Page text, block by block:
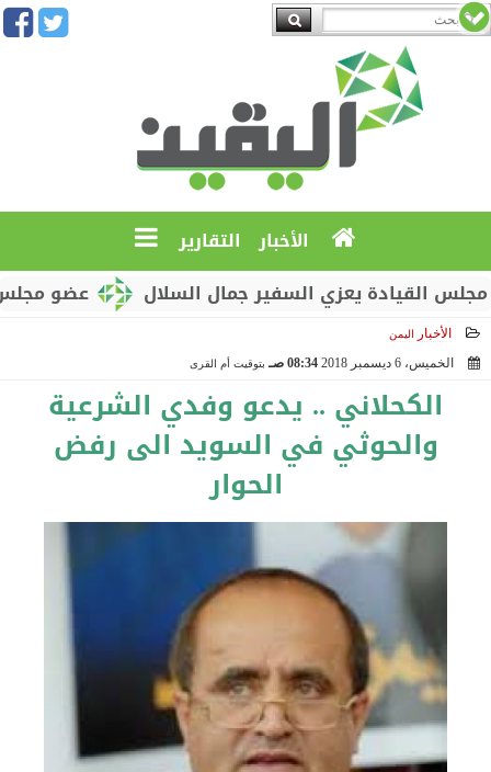
الأخبار التقارير
عضو مجلس
يعزي السفير جمال السلال
الأخبار اليمن
الخميس، 6 ديسمبر 2018 08:34 صـ بتوقيت أم القرى
الكحلاني .. يدعو وفدي الشرعية
والحوثي في السويد الى رفض
الحوار